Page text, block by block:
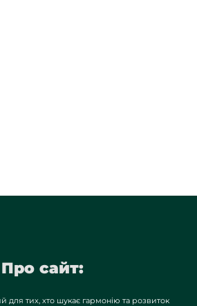
Про сайт:
для тих, хто шукає гармонію та розвиток